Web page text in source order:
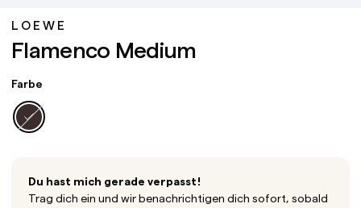
LOEWE
Flamenco Medium
Farbe
Du hast mich gerade verpasst!
Trag dich ein und wir benachrichtigen dich sofort, sobald